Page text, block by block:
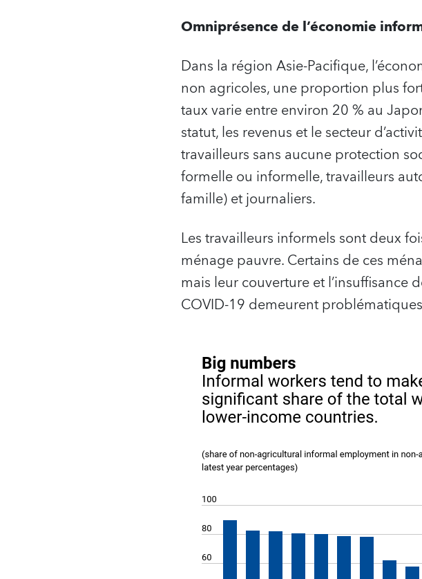
Omniprésence de l’économie
Dans la région Asie-Pacifique,
non agricoles, une proportion plus
taux varie entre environ 20 % au
statut, les revenus et le secteur
travailleurs sans aucune protection
formelle ou informelle, travailleurs
famille) et journaliers.
Les travailleurs informels sont deux
ménage pauvre. Certains de ces
mais leur couverture et l’insuffisance
COVID-19 demeurent